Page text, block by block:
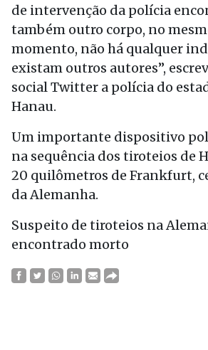
de intervenção da polícia
também outro corpo, no
momento, não há qualquer
existam outros autores”,
social Twitter a polícia do
Hanau.
Um importante dispositivo
na sequência dos tiroteios de
20 quilômetros de Frankfurt,
da Alemanha.
Suspeito de tiroteios na
encontrado morto